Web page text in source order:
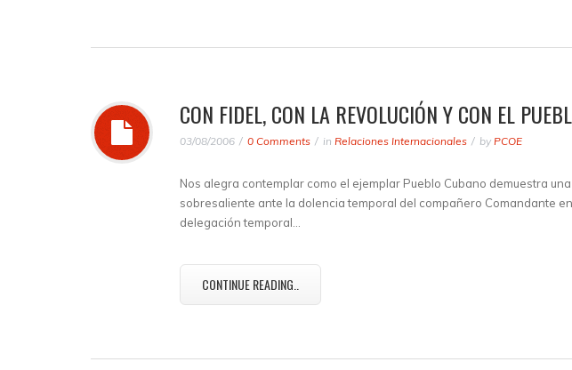
CON FIDEL, CON LA REVOLUCIÓN Y CON EL
03/08/2006 0 Comments in Relaciones Internacionales by PCOE
Nos alegra contemplar como el ejemplar Pueblo Cubano demuestra
sobresaliente ante la dolencia temporal del compañero Comandante
delegación temporal…
CONTINUE READING..